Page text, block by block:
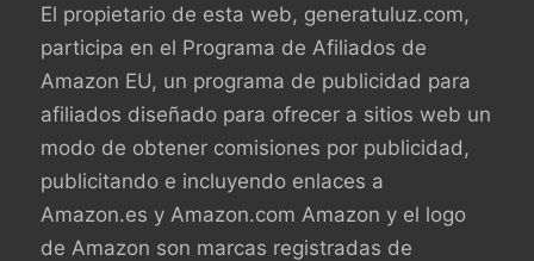
El propietario de esta web, generatuluz.com,
participa en el Programa de Afiliados de
Amazon EU, un programa de publicidad para
afiliados diseñado para ofrecer a sitios web un
modo de obtener comisiones por publicidad,
publicitando e incluyendo enlaces a
Amazon.es y Amazon.com Amazon y el logo
de Amazon son marcas registradas de